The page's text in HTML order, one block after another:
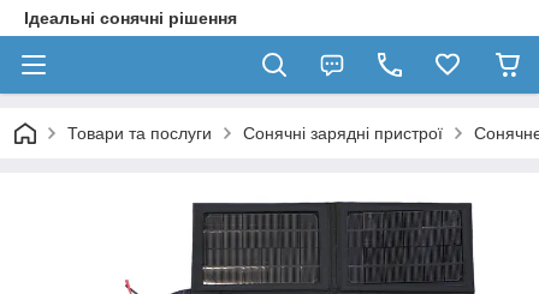
Ідеальні сонячні рішення
Товари та послуги Сонячні зарядні пристрої